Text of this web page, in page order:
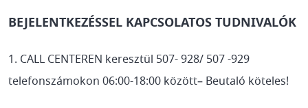
BEJELENTKEZÉSSEL KAPCSOLATOS TUDNIVALÓK
1. CALL CENTEREN keresztül 507- 928/ 507 -929
telefonszámokon 06:00-18:00 között– Beutaló köteles!